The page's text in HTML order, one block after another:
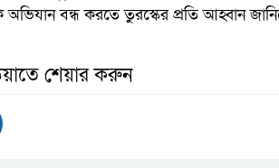
বন্ধ করতে তুরস্কের প্রতি আহ্বান
শেয়ার করুন